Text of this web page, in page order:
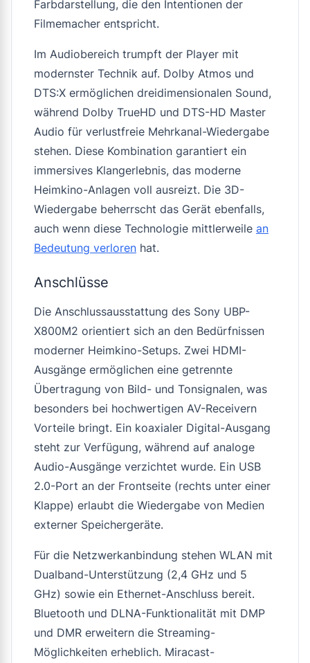
Farbdarstellung, die den Intentionen der
Filmemacher entspricht.
Im Audiobereich trumpft der Player mit
modernster Technik auf. Dolby Atmos und
DTS:X ermöglichen dreidimensionalen Sound,
während Dolby TrueHD und DTS-HD Master
Audio für verlustfreie Mehrkanal-Wiedergabe
stehen. Diese Kombination garantiert ein
immersives Klangerlebnis, das moderne
Heimkino-Anlagen voll ausreizt. Die 3D-
Wiedergabe beherrscht das Gerät ebenfalls,
auch wenn diese Technologie mittlerweile an
Bedeutung verloren hat.
Anschlüsse
Die Anschlussausstattung des Sony UBP-
X800M2 orientiert sich an den Bedürfnissen
moderner Heimkino-Setups. Zwei HDMI-
Ausgänge ermöglichen eine getrennte
Übertragung von Bild- und Tonsignalen, was
besonders bei hochwertigen AV-Receivern
Vorteile bringt. Ein koaxialer Digital-Ausgang
steht zur Verfügung, während auf analoge
Audio-Ausgänge verzichtet wurde. Ein USB
2.0-Port an der Frontseite (rechts unter einer
Klappe) erlaubt die Wiedergabe von Medien
externer Speichergeräte.
Für die Netzwerkanbindung stehen WLAN mit
Dualband-Unterstützung (2,4 GHz und 5
GHz) sowie ein Ethernet-Anschluss bereit.
Bluetooth und DLNA-Funktionalität mit DMP
und DMR erweitern die Streaming-
Möglichkeiten erheblich. Miracast-